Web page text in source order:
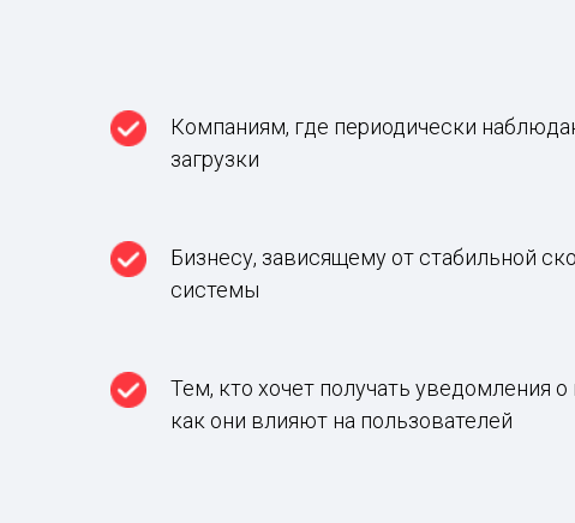
Компаниям, где периодически
загрузки
Бизнесу, зависящему от стабильной
системы
Тем, кто хочет получать уведомления о
как они влияют на пользователей